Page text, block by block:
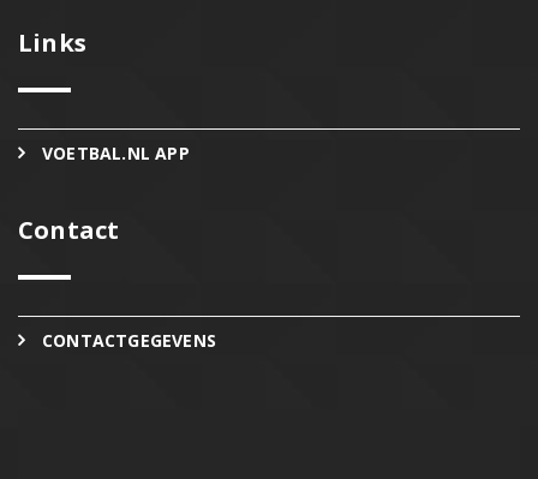
Links
VOETBAL.NL APP
Contact
CONTACTGEGEVENS